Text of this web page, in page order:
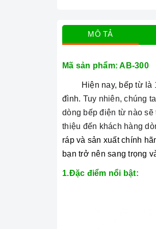
MÔ TẢ
Mã sản phẩm: AB-300
Hiện nay, bếp từ là
đình. Tuy nhiên, chúng
dòng bếp điện từ nào
thiệu đến khách hàng
ráp và sản xuất chính
bạn trở nên sang trọng
1.Đặc điểm nổi bật: